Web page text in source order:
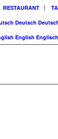
RESTAURANT
Deutsch
English Englisch